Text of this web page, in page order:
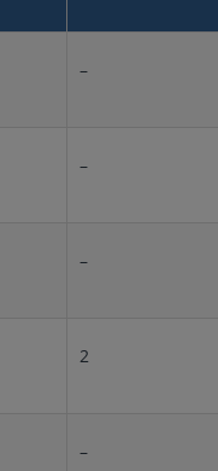
–
–
–
2
–